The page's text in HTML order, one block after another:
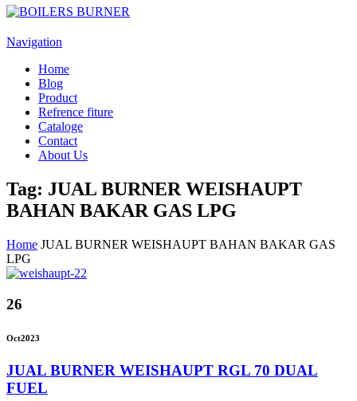
Navigation
Home
Blog
Product
Refrence fiture
Cataloge
Contact
About Us
Tag: JUAL BURNER WEISHAUPT
BAHAN BAKAR GAS LPG
Home JUAL BURNER WEISHAUPT BAHAN BAKAR GAS
LPG
26
Oct2023
JUAL BURNER WEISHAUPT RGL 70 DUAL
FUEL